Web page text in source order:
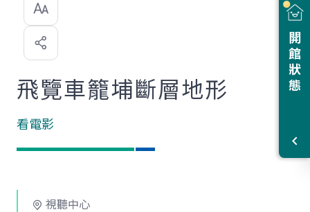
開館狀態
選
喜
歡
飛覽車籠埔斷層地形
看電影
視聽中心